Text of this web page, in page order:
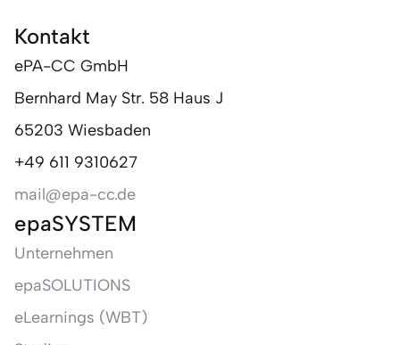
Kontakt
ePA-CC GmbH
Bernhard May Str. 58 Haus J
65203 Wiesbaden
+49 611 9310627
mail@epa-cc.de
epaSYSTEM
Unternehmen
epaSOLUTIONS
eLearnings (WBT)